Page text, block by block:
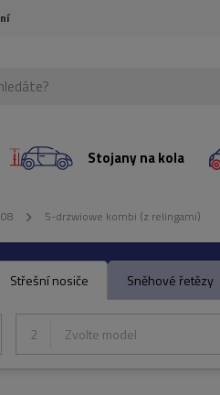
Stojany na kola
5-drzwiowe kombi (z relingami)
Střešní nosiče Sněhové řetězy
2 Zvolte model